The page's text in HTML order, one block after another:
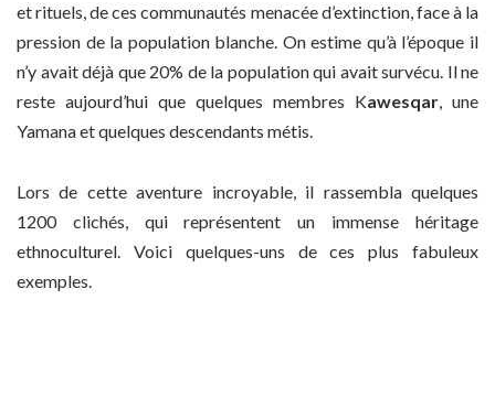
et rituels, de ces communautés menacée d’extinction, face à la
pression de la population blanche. On estime qu’à l’époque il
n’y avait déjà que 20% de la population qui avait survécu. Il ne
reste aujourd’hui que quelques membres Kawesqar, une
Yamana et quelques descendants métis.
Lors de cette aventure incroyable, il rassembla quelques
1200 clichés, qui représentent un immense héritage
ethnoculturel. Voici quelques-uns de ces plus fabuleux
exemples.